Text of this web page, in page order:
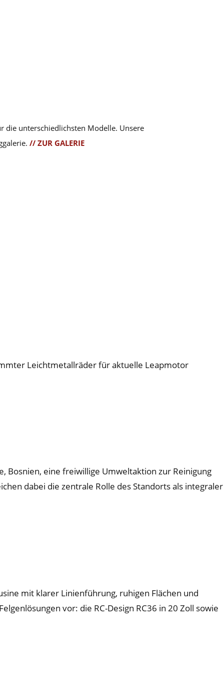
die unterschiedlichsten Modelle. Unsere
// ZUR GALERIE
Leichtmetallräder für aktuelle Leapmotor
Bosnien, eine freiwillige Umweltaktion zur Reinigung
dabei die zentrale Rolle des Standorts als integraler
mit klarer Linienführung, ruhigen Flächen und
vor: die RC-Design RC36 in 20 Zoll sowie